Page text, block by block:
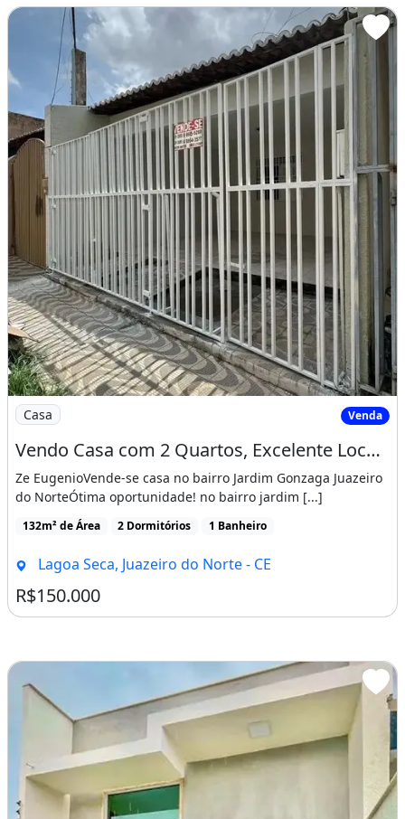
Imagem: Vendo Casa com 2 Quartos, Excelente
Casa Venda
Vendo Casa com 2 Quartos, Excelente Localização, na Lagoa Seca - Juazeiro do Norte - Ce
Ze EugenioVende-se casa no bairro Jardim Gonzaga Juazeiro
do NorteÓtima oportunidade! no bairro jardim [...]
132m² de Área 2 Dormitórios 1 Banheiro
Lagoa Seca, Juazeiro do Norte - CE
R$150.000